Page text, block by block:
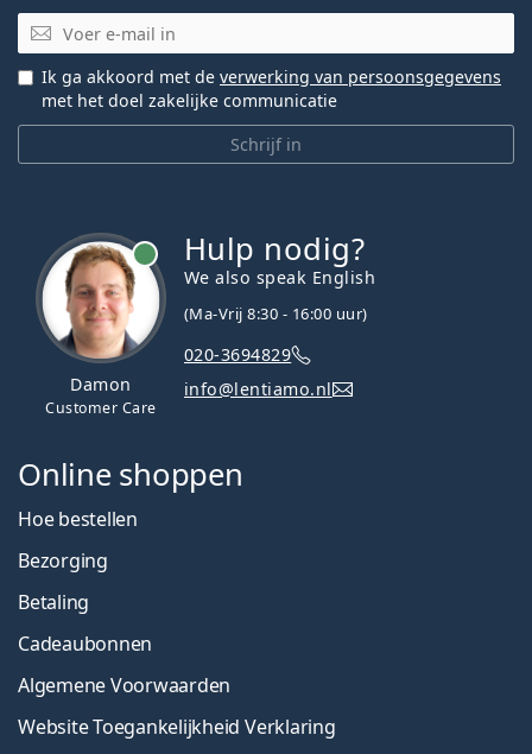
E-mail
Schrijf in
Ik ga akkoord met de verwerking van persoonsgegevens
met het doel zakelijke communicatie
Damon
Customer Care
Hulp nodig?
We also speak English
(Ma-Vrij 8:30 - 16:00 uur)
020-3694829
info@lentiamo.nl
Online shoppen
Hoe bestellen
Bezorging
Betaling
Cadeaubonnen
Algemene Voorwaarden
Website Toegankelijkheid Verklaring